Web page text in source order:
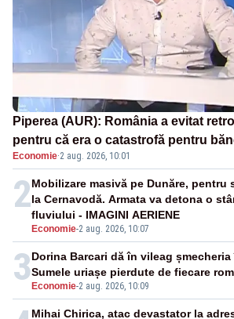
Piperea (AUR): România a evitat
pentru că era o catastrofă pentru
pensii
Economie·2 aug. 2026, 10:01
2
Economie-2 aug. 2026, 10:07
Mobilizare masivă pe Dunăre, pentru
la Cernavodă. Armata va detona o
fluviului - IMAGINI AERIENE
3 Economie-2 aug. 2026, 10:09
Dorina Barcari dă în vileag
Sumele uriașe pierdute de fiecare
Mihai Chirica, atac devastator la